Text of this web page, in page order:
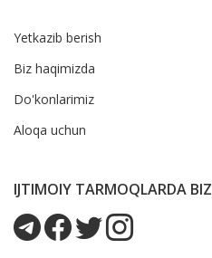
Yetkazib berish
Biz haqimizda
Do'konlarimiz
Aloqa uchun
IJTIMOIY TARMOQLARDA BIZ